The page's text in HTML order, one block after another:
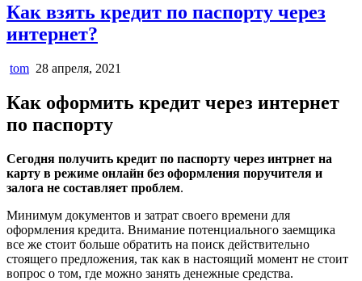
Как взять кредит по паспорту через
интернет?
tom 28 апреля, 2021
Как оформить кредит через интернет
по паспорту
Сегодня получить кредит по паспорту через интрнет на
карту в режиме онлайн без оформления поручителя и
залога не составляет проблем.
Минимум документов и затрат своего времени для
оформления кредита. Внимание потенциального заемщика
все же стоит больше обратить на поиск действительно
стоящего предложения, так как в настоящий момент не стоит
вопрос о том, где можно занять денежные средства.